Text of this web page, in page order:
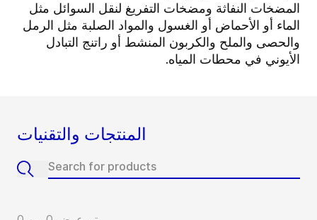
المضخات النفاثة ومضخات التفريغ لنقل السوائل مثل
الماء أو الأحماض أو الغسول والمواد الصلبة مثل الرمل
والحصى والملح والكربون المنشط أو راتنج التبادل
الأيوني في محطات المياه.
المنتجات والتقنيات